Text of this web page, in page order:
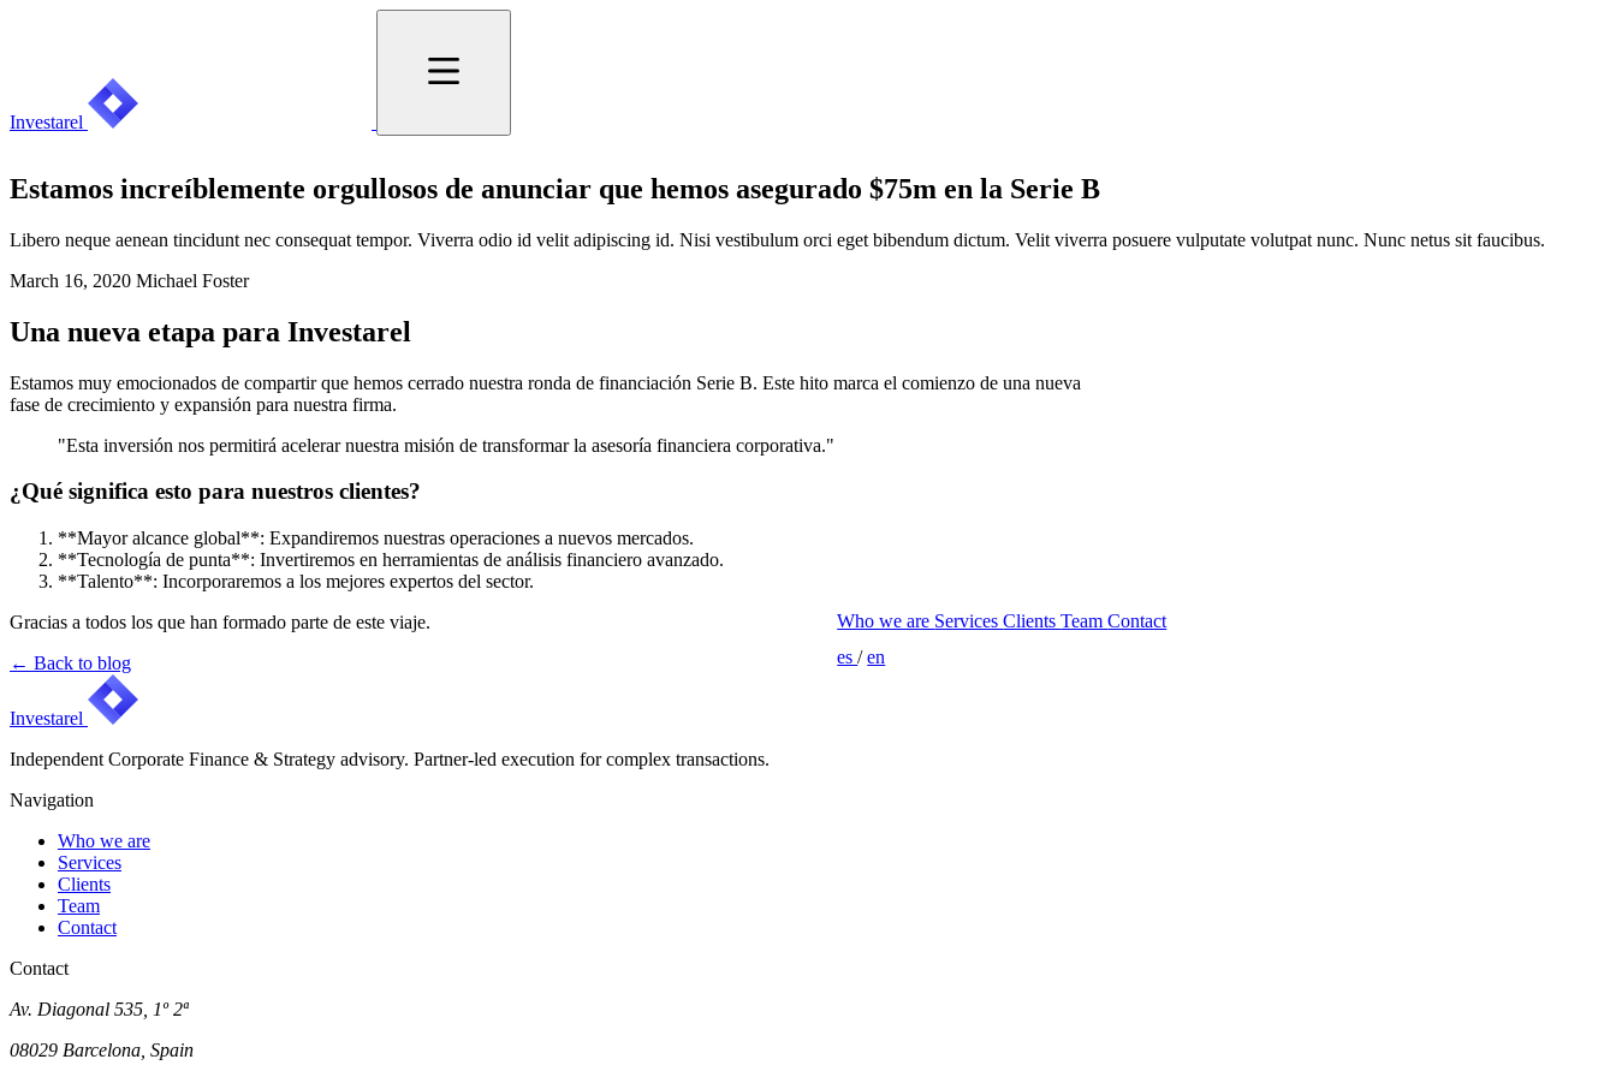
Who we are ServicesClientsTeamContact
es/ en
Investarel
Estamos increíblemente orgullosos de anunciar que hemos asegurado $75m en la Serie B
Libero neque aenean tincidunt nec consequat tempor. Viverra odio id velit adipiscing id. Nisi vestibulum orci eget bibendum dictum. Velit viverra posuere vulputate volutpat nunc. Nunc netus sit faucibus.
March 16, 2020 Michael Foster
Una nueva etapa para Investarel
Estamos muy emocionados de compartir que hemos cerrado nuestra ronda de financiación Serie B. Este hito marca el comienzo de una nueva
fase de crecimiento y expansión para nuestra firma.
"Esta inversión nos permitirá acelerar nuestra misión de transformar la asesoría financiera corporativa."
¿Qué significa esto para nuestros clientes?
**Mayor alcance global**: Expandiremos nuestras operaciones a nuevos mercados.
**Tecnología de punta**: Invertiremos en herramientas de análisis financiero avanzado.
**Talento**: Incorporaremos a los mejores expertos del sector.
Gracias a todos los que han formado parte de este viaje.
← Back to blog
Investarel
Independent Corporate Finance & Strategy advisory. Partner-led execution for complex transactions.
Navigation
Who we are
Services
Clients
Team
Contact
Contact
Av. Diagonal 535, 1º 2ª
08029 Barcelona, Spain